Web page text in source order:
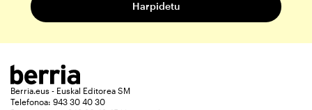
Berria.eus - Euskal Editorea SM
Telefonoa: 943 30 40 30